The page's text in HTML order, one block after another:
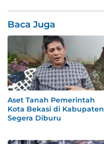
Baca Juga
Aset Tanah Pemerintah
Kota Bekasi di Kabupaten
Segera Diburu